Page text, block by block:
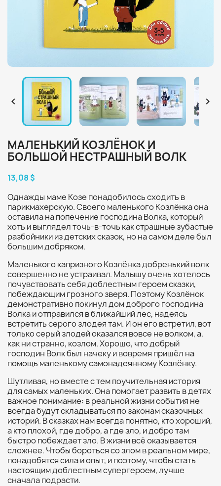
 
МАЛЕНЬКИЙ КОЗЛЁНОК И
БОЛЬШОЙ НЕСТРАШНЫЙ ВОЛК
13,08 $
Однажды маме Козе понадобилось сходить в
парикмахерскую. Своего маленького Козлёнка она
оставила на попечение господина Волка, который
хоть и выглядел точь-в-точь как страшные зубастые
разбойники из детских сказок, но на самом деле был
большим добряком.
Маленького капризного Козлёнка добренький волк
совершенно не устраивал. Малышу очень хотелось
почувствовать себя доблестным героем сказки,
побеждающим грозного зверя. Поэтому Козлёнок
демонстративно покинул дом доброго господина
Волка и отправился в ближайший лес, надеясь
встретить серого злодея там. И он его встретил, вот
только серый злодей оказался вовсе не волком, а,
как ни странно, козлом. Хорошо, что добрый
господин Волк был начеку и вовремя пришёл на
помощь маленькому самонадеянному Козлёнку.
Шутливая, но вместе с тем поучительная история
для самых маленьких. Она помогает развить в детях
важное понимание: в реальной жизни события не
всегда будут складываться по законам сказочных
историй. В сказках нам всегда понятно, кто хороший,
а кто плохой, где добро, а где зло, и добро там
быстро побеждает зло. В жизни всё оказывается
сложнее. Чтобы бороться со злом в реальном мире,
понадобятся сила и опыт, и поэтому, чтобы стать
настоящим доблестным супергероем, лучше
сначала подрасти.